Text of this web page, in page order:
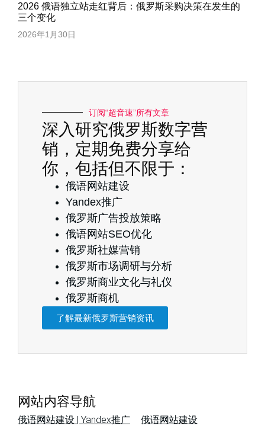
2026 俄语独立站走红背后：俄罗斯采购决策在发生的
三个变化
2026年1月30日
订阅“超音速”所有文章
深入研究俄罗斯数字营
销，定期免费分享给
你，包括但不限于：
俄语网站建设
Yandex推广
俄罗斯广告投放策略
俄语网站SEO优化
俄罗斯社媒营销
俄罗斯市场调研与分析
俄罗斯商业文化与礼仪
俄罗斯商机
了解最新俄罗斯营销资讯
网站内容导航
俄语网站建设 | Yandex推广 俄语网站建设